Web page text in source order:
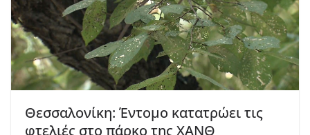
Θεσσαλονίκη: Έντομο κατατρώει τις
φτελιές στο πάρκο της ΧΑΝΘ